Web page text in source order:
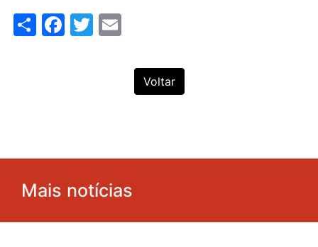
ShareFacebook
Twitter
Voltar
Mais notícias